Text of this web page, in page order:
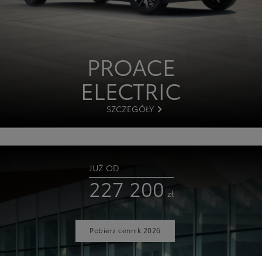
PROACE
ELECTRIC
SZCZEGÓŁY
JUŻ OD
227 200 zł
Pobierz cennik 2026